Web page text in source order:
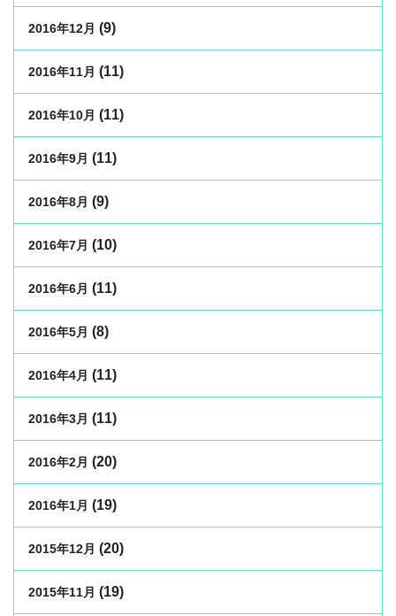
2016年12月 (9)
2016年11月 (11)
2016年10月 (11)
2016年9月 (11)
2016年8月 (9)
2016年7月 (10)
2016年6月 (11)
2016年5月 (8)
2016年4月 (11)
2016年3月 (11)
2016年2月 (20)
2016年1月 (19)
2015年12月 (20)
2015年11月 (19)